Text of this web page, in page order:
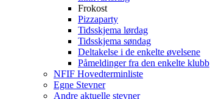
Frokost
Pizzaparty
Tidsskjema lørdag
Tidsskjema søndag
Deltakelse i de enkelte øvelsene
Påmeldinger fra den enkelte klubb
NFIF Hovedterminliste
Egne Stevner
Andre aktuelle stevner